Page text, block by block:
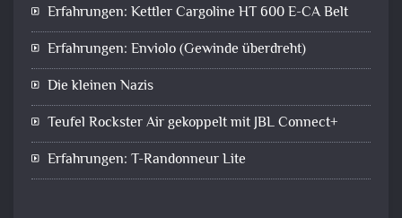
Erfahrungen: Kettler Cargoline HT 600 E-CA Belt
Erfahrungen: Enviolo (Gewinde überdreht)
Die kleinen Nazis
Teufel Rockster Air gekoppelt mit JBL Connect+
Erfahrungen: T-Randonneur Lite